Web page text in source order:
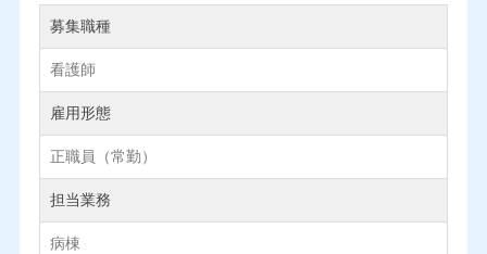
募集職種
看護師
雇用形態
正職員（常勤）
担当業務
病棟